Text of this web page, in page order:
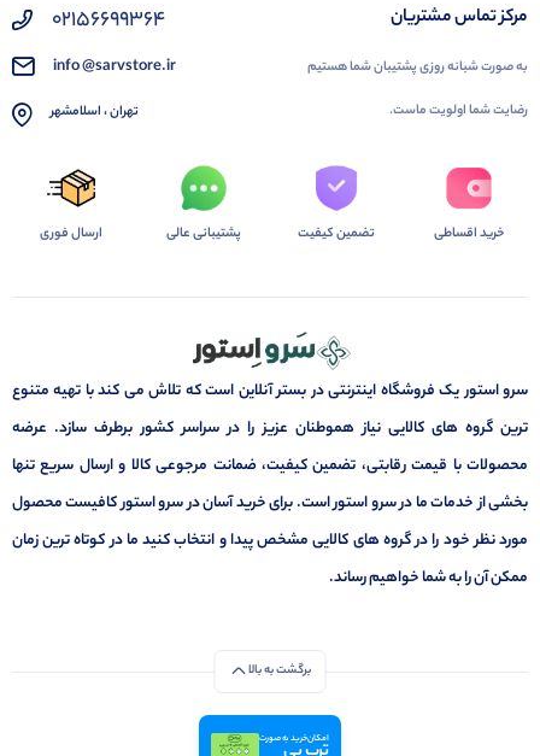
مرکز تماس مشتریان
به صورت شبانه روزی پشتیبان شما هستیم
رضایت شما اولویت ماست.
02156699364
info @sarvstore.ir
تهران ، اسلامشهر
خرید اقساطی تضمین کیفیت پشتیبانی عالی ارسال فوری
سرو استور یک فروشگاه اینترنتی در بستر آنلاین است که تلاش می کند با تهیه متنوع
ترین گروه های کالایی نیاز هموطنان عزیز را در سراسر کشور برطرف سازد. عرضه
محصولات با قیمت رقابتی، تضمین کیفیت، ضمانت مرجوعی کالا و ارسال سریع تنها
بخشی از خدمات ما در سرو استور است. برای خرید آسان در سرو استور کافیست محصول
مورد نظر خود را در گروه های کالایی مشخص پیدا و انتخاب کنید ما در کوتاه ترین زمان
ممکن آن را به شما خواهیم رساند.
برگشت به بالا
امکان خرید به صورت